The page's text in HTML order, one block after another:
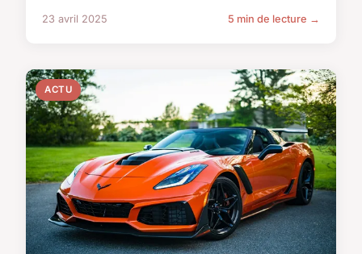
23 avril 2025 5 min de lecture →
ACTU